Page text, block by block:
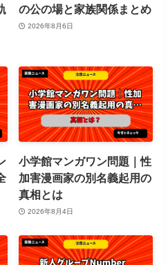
の公の場と家族関係まとめ
2026年8月6日
小学館マンガワン問題｜性
加害漫画家の別名義起用の
真相とは
2026年8月4日